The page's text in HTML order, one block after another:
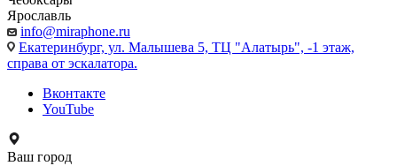
Ярославль
info@miraphone.ru
Екатеринбург, ул. Малышева 5, ТЦ "Алатырь", -1 этаж,
справа от эскалатора.
Вконтакте
YouTube
Ваш город